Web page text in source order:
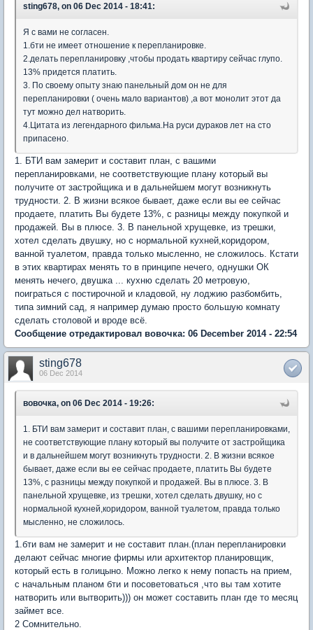
sting678, on 06 Dec 2014 - 18:41:
Я с вами не согласен.
1.бти не имеет отношение к перепланировке.
2.делать перепланировку ,чтобы продать квартиру сейчас глупо.
13% придется платить.
3. По своему опыту знаю панельный дом он не для
перепланировки ( очень мало вариантов) ,а вот монолит этот да
тут можно дел натворить.
4.Цитата из легендарного фильма.На руси дураков лет на сто
припасено.
1. БТИ вам замерит и составит план, с вашими
перепланировками, не соответствующие плану который вы
получите от застройщика и в дальнейшем могут возникнуть
трудности. 2. В жизни всякое бывает, даже если вы ее сейчас
продаете, платить Вы будете 13%, с разницы между покупкой и
продажей. Вы в плюсе. 3. В панельной хрущевке, из трешки,
хотел сделать двушку, но с нормальной кухней,коридором,
ванной туалетом, правда только мысленно, не сложилось. Кстати
в этих квартирах менять то в принципе нечего, однушки ОК
менять нечего, двушка ... кухню сделать 20 метровую,
поиграться с постирочной и кладовой, ну лоджию разбомбить,
типа зимний сад, я например думаю просто большую комнату
сделать столовой и вроде всё.
Сообщение отредактировал вовочка: 06 December 2014 - 22:54
sting678
06 Dec 2014
вовочка, on 06 Dec 2014 - 19:26:
1. БТИ вам замерит и составит план, с вашими перепланировками,
не соответствующие плану который вы получите от застройщика
и в дальнейшем могут возникнуть трудности. 2. В жизни всякое
бывает, даже если вы ее сейчас продаете, платить Вы будете
13%, с разницы между покупкой и продажей. Вы в плюсе. 3. В
панельной хрущевке, из трешки, хотел сделать двушку, но с
нормальной кухней,коридором, ванной туалетом, правда только
мысленно, не сложилось.
1.бти вам не замерит и не составит план.(план перепланировки
делают сейчас многие фирмы или архитектор планировщик,
который есть в голицыно. Можно легко к нему попасть на прием,
с начальным планом бти и посоветоваться ,что вы там хотите
натворить или вытворить))) он может составить план где то месяц
займет все.
2 Сомнительно.